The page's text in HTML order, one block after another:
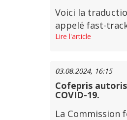
Voici la
appelé fast-
Lire l'article
03.08.2024, 16:15
Cofepris
COVID-19.
La Commission